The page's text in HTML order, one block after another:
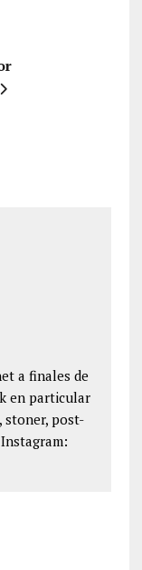
a finales de
en particular
stoner, post-